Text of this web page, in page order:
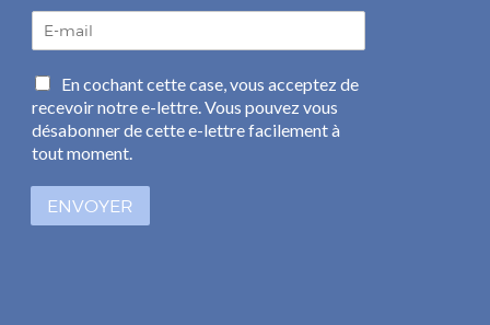
a
i
l
*
C
a
s
e
à
En cochant cette case, vous acceptez de
recevoir notre e-lettre. Vous pouvez vous
désabonner de cette e-lettre facilement à
tout moment.
ENVOYER